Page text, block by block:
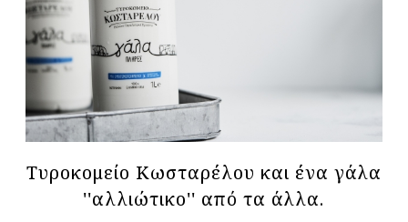
Τυροκομείο Κωσταρέλου και ένα γάλα
''αλλιώτικο'' από τα άλλα.